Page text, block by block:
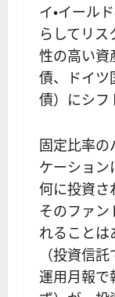
イ・イール
らしてリ
性の高い資
債、ドイツ
債）にシフ
固定比率の
ケーション
何に投資さ
そのファン
れることは
（投資信
運用月報で